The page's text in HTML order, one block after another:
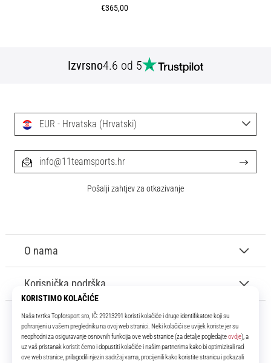
€365,00
Izvrsno4.6 od 5
11teamsports.hr
Tvoj smo pouzdani suigrač već više od 16 godina! Cijelo to vrijeme
O nama
Korisnička podrška
EUR - Hrvatska (Hrvatski)
info@11teamsports.hr
Pošalji zahtjev za otkazivanje